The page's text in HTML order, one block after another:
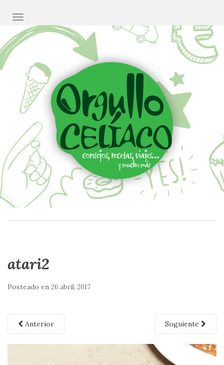
CAMBIAR NAVEGACIÓN
atari2
Posteado en 26 abril, 2017
Anterior Soguiente